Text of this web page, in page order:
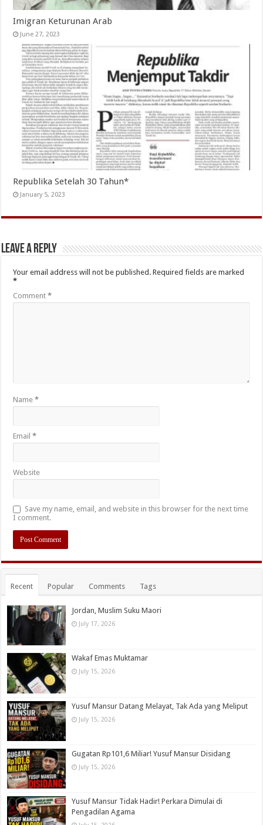
Imigran Keturunan Arab
June 27, 2023
Republika Setelah 30 Tahun*
January 5, 2023
Leave a Reply
Your email address will not be published. Required fields are marked
*
Comment*
Name*
Email*
Website
Save my name, email, and website in this browser for the next time
I comment.
Recent Popular Comments Tags
Jordan, Muslim Suku Maori
July 17, 2026
Wakaf Emas Muktamar
July 15, 2026
Yusuf Mansur Datang Melayat, Tak Ada yang Meliput
July 15, 2026
Gugatan Rp101,6 Miliar! Yusuf Mansur Disidang
July 15, 2026
Yusuf Mansur Tidak Hadir! Perkara Dimulai di
Pengadilan Agama